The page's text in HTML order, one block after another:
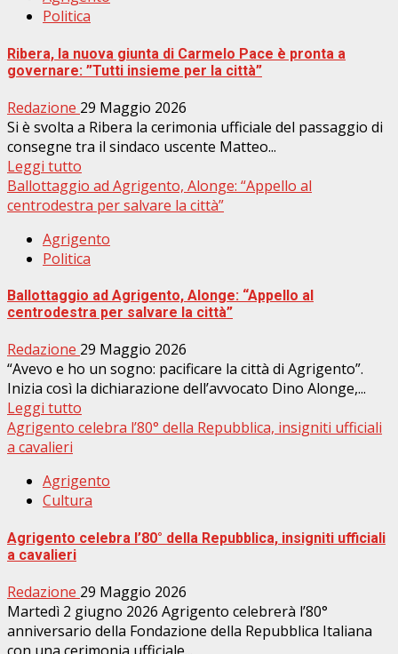
Politica
Ribera, la nuova giunta di Carmelo Pace è pronta a
governare: ”Tutti insieme per la città”
Redazione 29 Maggio 2026
Si è svolta a Ribera la cerimonia ufficiale del passaggio di
consegne tra il sindaco uscente Matteo...
Leggi tutto
Ballottaggio ad Agrigento, Alonge: “Appello al
centrodestra per salvare la città”
Agrigento
Politica
Ballottaggio ad Agrigento, Alonge: “Appello al
centrodestra per salvare la città”
Redazione 29 Maggio 2026
“Avevo e ho un sogno: pacificare la città di Agrigento”.
Inizia così la dichiarazione dell’avvocato Dino Alonge,...
Leggi tutto
Agrigento celebra l’80° della Repubblica, insigniti ufficiali
a cavalieri
Agrigento
Cultura
Agrigento celebra l’80° della Repubblica, insigniti ufficiali
a cavalieri
Redazione 29 Maggio 2026
Martedì 2 giugno 2026 Agrigento celebrerà l’80°
anniversario della Fondazione della Repubblica Italiana